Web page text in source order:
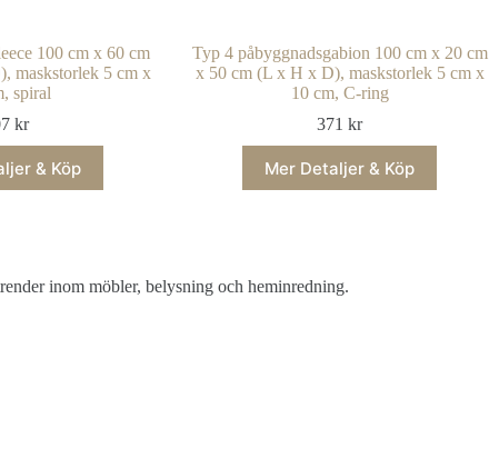
100 cm x 60 cm
maskstorlek 5 cm x
spiral
kr
& Köp
Typ 4 påbyggnadsgabion 100 cm x 20 cm
x 50 cm (L x H x D), maskstorlek 5 cm x
10 cm, C-ring
371kr
Mer Detaljer & Köp
inom möbler, belysning och heminredning.